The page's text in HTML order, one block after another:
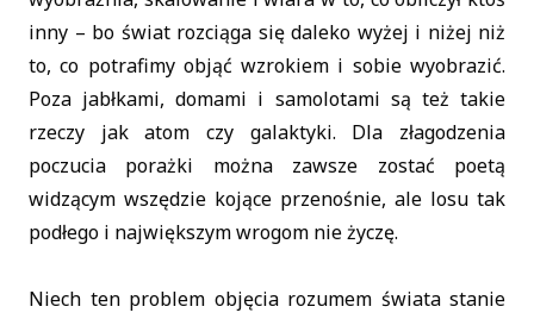
inny – bo świat rozciąga się daleko wyżej i niżej niż
to, co potrafimy objąć wzrokiem i sobie wyobrazić.
Poza jabłkami, domami i samolotami są też takie
rzeczy jak atom czy galaktyki. Dla złagodzenia
poczucia porażki można zawsze zostać poetą
widzącym wszędzie kojące przenośnie, ale losu tak
podłego i największym wrogom nie życzę.
Niech ten problem objęcia rozumem świata stanie